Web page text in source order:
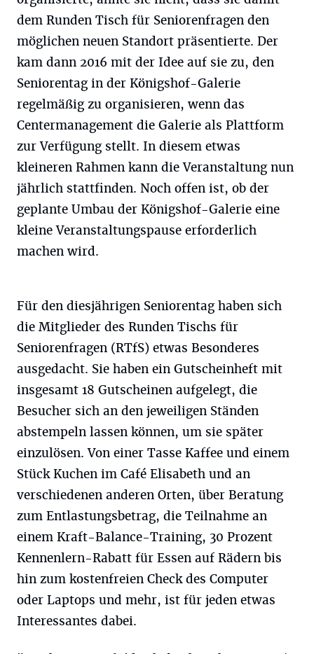
dem Runden Tisch für Seniorenfragen den
möglichen neuen Standort präsentierte. Der
kam dann 2016 mit der Idee auf sie zu, den
Seniorentag in der Königshof-Galerie
regelmäßig zu organisieren, wenn das
Centermanagement die Galerie als Plattform
zur Verfügung stellt. In diesem etwas
kleineren Rahmen kann die Veranstaltung nun
jährlich stattfinden. Noch offen ist, ob der
geplante Umbau der Königshof-Galerie eine
kleine Veranstaltungspause erforderlich
machen wird.
Für den diesjährigen Seniorentag haben sich
die Mitglieder des Runden Tischs für
Seniorenfragen (RTfS) etwas Besonderes
ausgedacht. Sie haben ein Gutscheinheft mit
insgesamt 18 Gutscheinen aufgelegt, die
Besucher sich an den jeweiligen Ständen
abstempeln lassen können, um sie später
einzulösen. Von einer Tasse Kaffee und einem
Stück Kuchen im Café Elisabeth und an
verschiedenen anderen Orten, über Beratung
zum Entlastungsbetrag, die Teilnahme an
einem Kraft-Balance-Training, 30 Prozent
Kennenlern-Rabatt für Essen auf Rädern bis
hin zum kostenfreien Check des Computer
oder Laptops und mehr, ist für jeden etwas
Interessantes dabei.